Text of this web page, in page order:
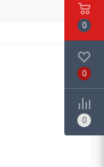
0
0
0